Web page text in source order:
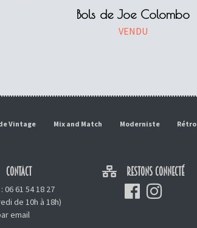
Bols de Joe Colombo
VENDU
Vintage Mix and Match Moderniste
Rétro
CONTACT
06 61 54 18 27
de 10h à 18h)
email
RESTONS CONNECTÉ